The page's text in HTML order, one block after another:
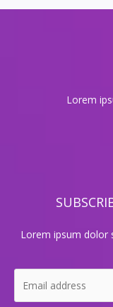
서
Lorem
Lorem ipsum dolor